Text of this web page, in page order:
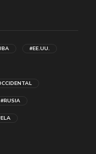
#EE.UU.
#RUSIA